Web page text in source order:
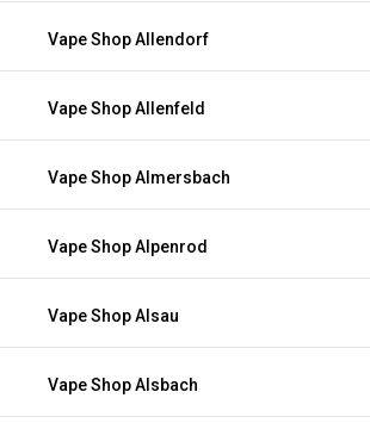
Vape Shop Allendorf
Vape Shop Allenfeld
Vape Shop Almersbach
Vape Shop Alpenrod
Vape Shop Alsau
Vape Shop Alsbach